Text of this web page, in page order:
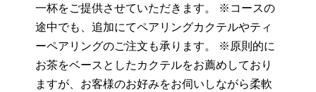
一杯をご提供させていただきます。 ※コースの
途中でも、追加にてペアリングカクテルやティ
ーペアリングのご注文も承ります。 ※原則的に
お茶をベースとしたカクテルをお薦めしており
ますが、お客様のお好みをお伺いしながら柔軟